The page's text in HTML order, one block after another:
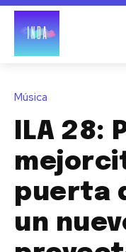
Música
ILA 28:
puerta
un